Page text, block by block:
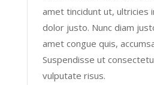
amet tincidunt ut, ultricies
dolor justo. Nunc diam
amet congue quis,
Suspendisse ut
vulputate risus.